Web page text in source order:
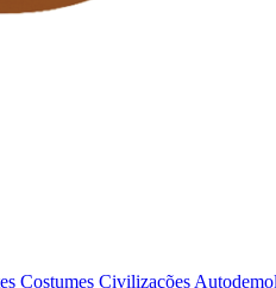
Costumes Civilizações